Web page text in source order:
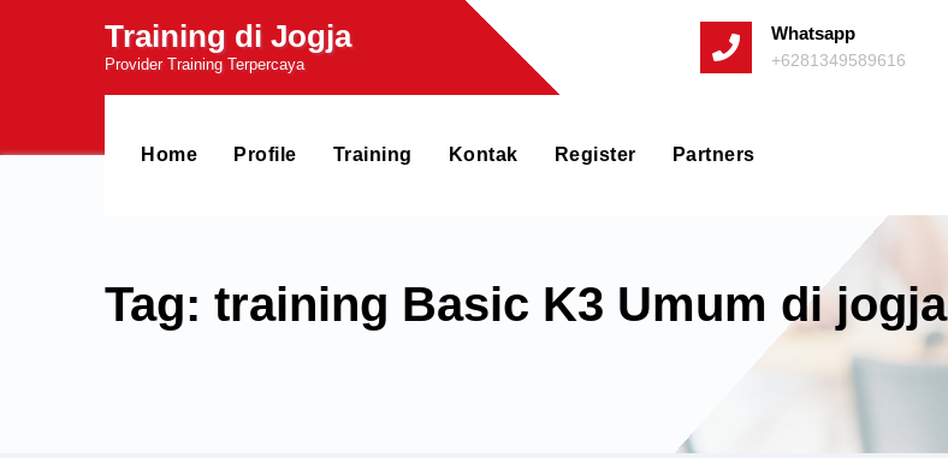
Training di Jogja
Provider Training Terpercaya
Whatsapp
+6281349589616
Home Profile Training Kontak Register Partners
Tag: training Basic K3 Umum di jogja